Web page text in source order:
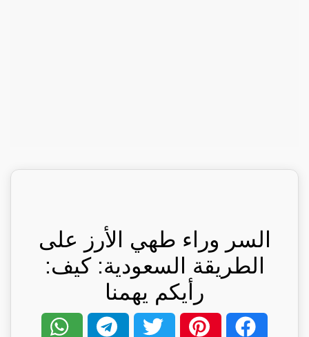
السر وراء طهي الأرز على
الطريقة السعودية: كيف:
رأيكم يهمنا